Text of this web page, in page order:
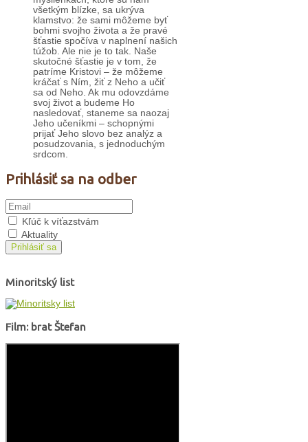
všetkým blízke, sa ukrýva
klamstvo: že sami môžeme byť
bohmi svojho života a že pravé
šťastie spočíva v naplnení našich
túžob. Ale nie je to tak. Naše
skutočné šťastie je v tom, že
patríme Kristovi – že môžeme
kráčať s Ním, žiť z Neho a učiť
sa od Neho. Ak mu odovzdáme
svoj život a budeme Ho
nasledovať, staneme sa naozaj
Jeho učeníkmi – schopnými
prijať Jeho slovo bez analýz a
posudzovania, s jednoduchým
srdcom.
Prihlásiť sa na odber
Kľúč k víťazstvám
Aktuality
Prihlásiť sa
Minoritský list
Film: brat Štefan